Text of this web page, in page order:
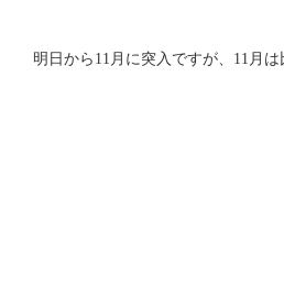
明日から11月に突入ですが、11月